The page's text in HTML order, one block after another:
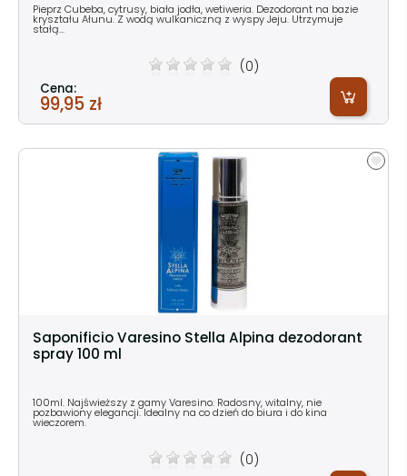
Pieprz Cubeba, cytrusy, biała jodła, wetiweria. Dezodorant na bazie
kryształu Ałunu. Z wodą wulkaniczną z wyspy Jeju. Utrzymuje
stałą...
(0)
Cena:
99,95 zł
Saponificio Varesino Stella Alpina dezodorant
spray 100 ml
100ml. Najświeższy z gamy Varesino. Radosny, witalny, nie
pozbawiony elegancji. Idealny na co dzień do biura i do kina
wieczorem.
(0)